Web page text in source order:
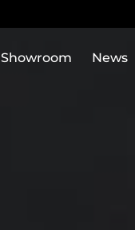
Showroom News